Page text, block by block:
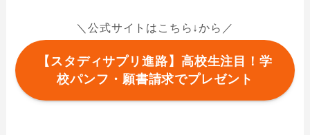
＼公式サイトはこちら↓から／
【スタディサプリ進路】高校生注目！学
校パンフ・願書請求でプレゼント